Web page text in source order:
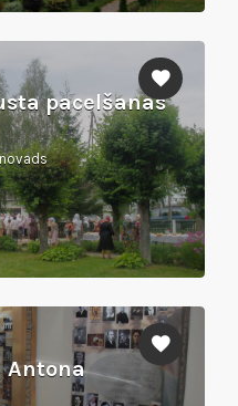
pacelšanas
Antona